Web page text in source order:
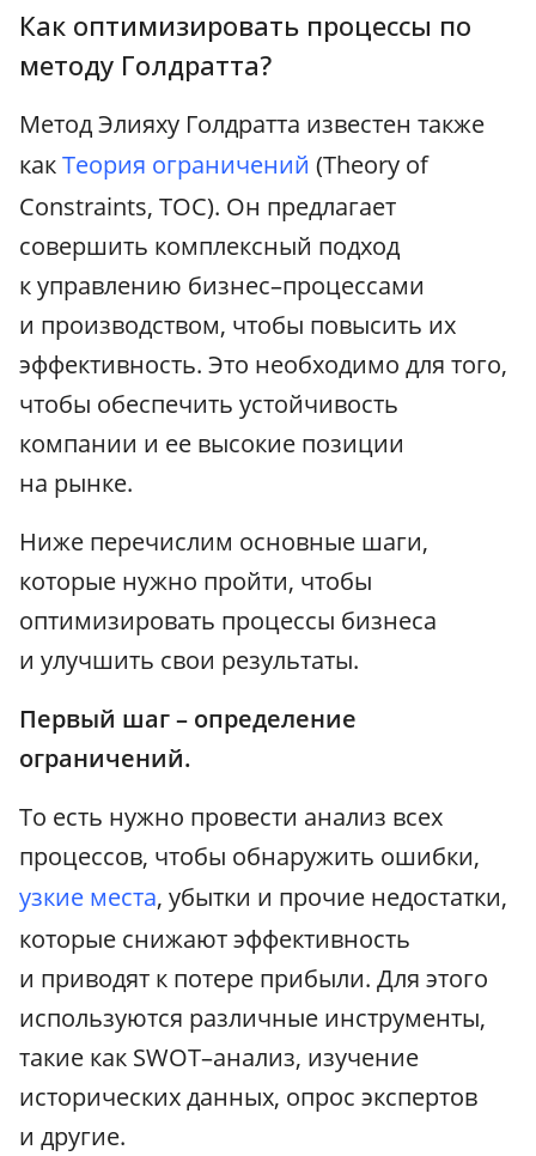
Как оптимизировать процессы по
методу Голдратта?
Метод Элияху Голдратта известен также
какТеория ограничений (Theory of
Constraints, TOC). Он предлагает
совершить комплексный подход
к управлению бизнес–процессами
и производством, чтобы повысить их
эффективность. Это необходимо для того,
чтобы обеспечить устойчивость
компании и ее высокие позиции
на рынке.
Ниже перечислим основные шаги,
которые нужно пройти, чтобы
оптимизировать процессы бизнеса
и улучшить свои результаты.
Первый шаг – определение
ограничений.
То есть нужно провести анализ всех
процессов, чтобы обнаружить ошибки,
узкие места, убытки и прочие недостатки,
которые снижают эффективность
и приводят к потере прибыли. Для этого
используются различные инструменты,
такие как SWOT–анализ, изучение
исторических данных, опрос экспертов
и другие.